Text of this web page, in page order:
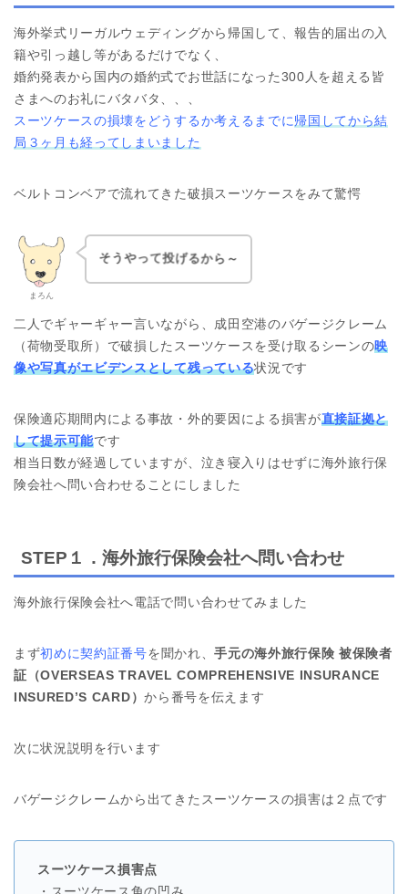
海外挙式リーガルウェディングから帰国して、報告的届出の入
籍や引っ越し等があるだけでなく、
婚約発表から国内の婚約式でお世話になった300人を超える皆
さまへのお礼にバタバタ、、、
スーツケースの損壊をどうするか考えるまでに帰国してから結
局３ヶ月も経ってしまいました
ベルトコンベアで流れてきた破損スーツケースをみて驚愕
まろん
そうやって投げるから～
二人でギャーギャー言いながら、成田空港のバゲージクレーム
（荷物受取所）で破損したスーツケースを受け取るシーンの映
像や写真がエビデンスとして残っている状況です
保険適応期間内による事故・外的要因による損害が直接証拠と
して提示可能です
相当日数が経過していますが、泣き寝入りはせずに海外旅行保
険会社へ問い合わせることにしました
STEP１．海外旅行保険会社へ問い合わせ
海外旅行保険会社へ電話で問い合わせてみました
まず初めに契約証番号を聞かれ、手元の海外旅行保険 被保険者
証（OVERSEAS TRAVEL COMPREHENSIVE INSURANCE
INSURED’S CARD）から番号を伝えます
次に状況説明を行います
バゲージクレームから出てきたスーツケースの損害は２点です
スーツケース損害点